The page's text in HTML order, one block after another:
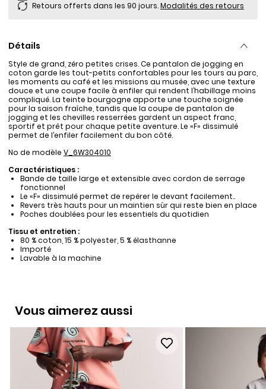
Retours offerts dans les 90 jours.Modalités des retours
Détails
Style de grand, zéro petites crises. Ce pantalon de jogging en
coton garde les tout-petits confortables pour les tours au parc,
les moments au café et les missions au musée, avec une texture
douce et une coupe facile à enfiler qui rendent l’habillage moins
compliqué. La teinte bourgogne apporte une touche soignée
pour la saison fraîche, tandis que la coupe de pantalon de
jogging et les chevilles resserrées gardent un aspect franc,
sportif et prêt pour chaque petite aventure. Le «F» dissimulé
permet de l’enfiler facilement du bon côté.
No de modèle V_6W304010
Caractéristiques :
Bande de taille large et extensible avec cordon de serrage
fonctionnel
Le «F» dissimulé permet de repérer le devant facilement..
Revers très hauts pour un maintien sûr qui reste bien en place
Poches doublées pour les essentiels du quotidien
Tissu et entretien :
80 % coton, 15 % polyester, 5 % élasthanne
Importé
Lavable à la machine
Vous aimerez aussi